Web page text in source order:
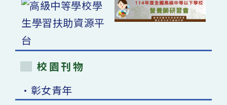
校園刊物
•彰女青年